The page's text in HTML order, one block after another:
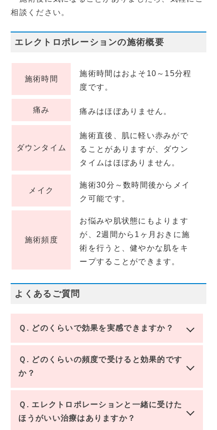
相談ください。
エレクトロポレーションの施術概要
施術時間
施術時間はおよそ10～15分程
度です。
痛み 痛みはほぼありません。
ダウンタイム
施術直後、肌に軽い赤みがで
ることがありますが、ダウン
タイムはほぼありません。
メイク
施術30分～数時間後からメイ
ク可能です。
施術頻度
お悩みや肌状態にもよります
が、2週間から1ヶ月おきに施
術を行うと、健やかな肌をキ
ープすることができます。
よくあるご質問
Ｑ. どのくらいで効果を実感できますか？
Ｑ. どのくらいの頻度で受けると効果的です
か？
Ｑ. エレクトロポレーションと一緒に受けた
ほうがいい治療はありますか？